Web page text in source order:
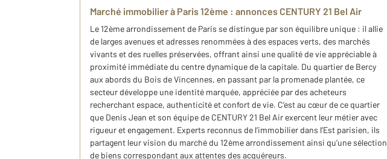
Marché immobilier à Paris 12ème : annonces CENTURY 21 Bel Air
Le 12ème arrondissement de Paris se distingue par son équilibre unique : il allie
de larges avenues et adresses renommées à des espaces verts, des marchés
vivants et des ruelles préservées, offrant ainsi une qualité de vie appréciable à
proximité immédiate du centre dynamique de la capitale. Du quartier de Bercy
aux abords du Bois de Vincennes, en passant par la promenade plantée, ce
secteur développe une identité marquée, appréciée par des acheteurs
recherchant espace, authenticité et confort de vie. C’est au cœur de ce quartier
que Denis Jean et son équipe de CENTURY 21 Bel Air exercent leur métier avec
rigueur et engagement. Experts reconnus de l’immobilier dans l’Est parisien, ils
partagent leur vision du marché du 12ème arrondissement ainsi qu’une sélection
de biens correspondant aux attentes des acquéreurs.